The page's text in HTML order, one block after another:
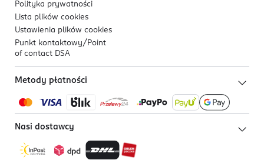
Polityka prywatności
Lista plików cookies
Ustawienia plików cookies
Punkt kontaktowy/ Point
of contact DSA
Metody płatności
Nasi dostawcy